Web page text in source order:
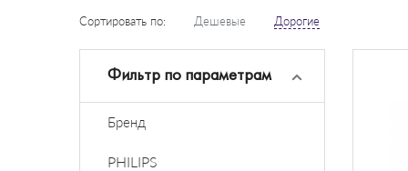
Сортировать по: Дешевые Дорогие
Фильтр по параметрам
Бренд
PHILIPS